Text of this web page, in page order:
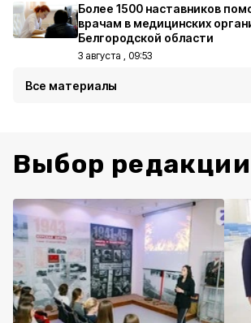
Более 1500 наставников
врачам в медицинских
Белгородской области
3 августа , 09:53
Все материалы
Выбор редакции